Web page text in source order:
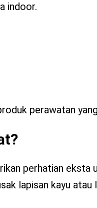
indoor.
perawatan
perhatian eksta
lapisan kayu atau